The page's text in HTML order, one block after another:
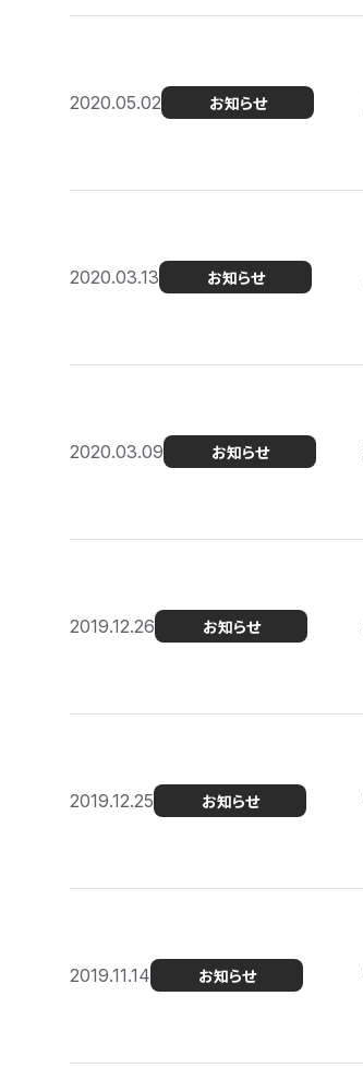
2020.05.02 お知らせ
2020.03.13 お知らせ
2020.03.09 お知らせ
2019.12.26 お知らせ
2019.12.25 お知らせ
2019.11.14 お知らせ